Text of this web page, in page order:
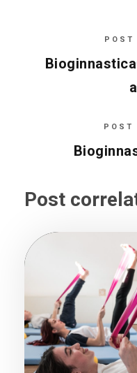
POST
POST
Post